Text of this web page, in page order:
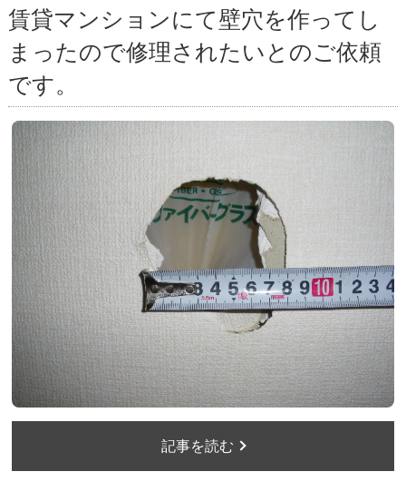
賃貸マンションにて壁穴を作ってし
まったので修理されたいとのご依頼
です。
記事を読む